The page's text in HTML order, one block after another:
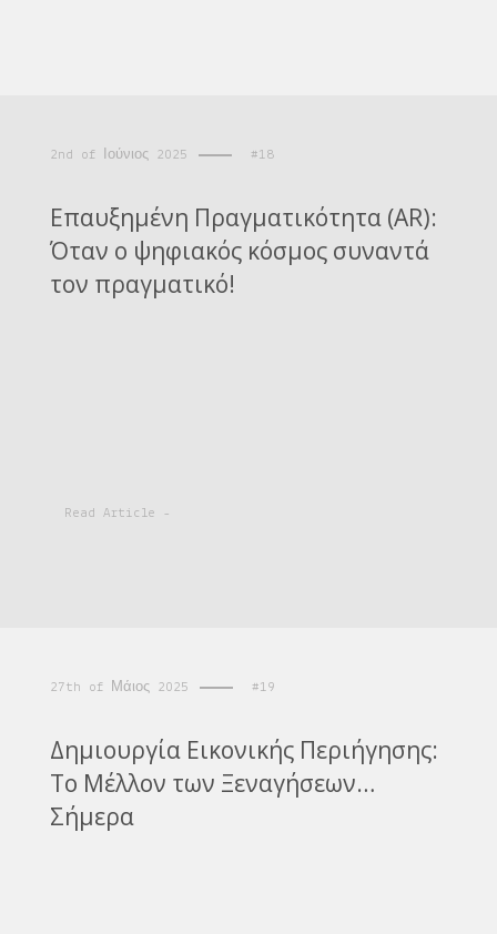
2nd of Ιούνιος 2025 #18
Επαυξημένη Πραγματικότητα (AR):
Όταν ο ψηφιακός κόσμος συναντά
τον πραγματικό!
Read Article -
27th of Μάιος 2025 #19
Δημιουργία Εικονικής Περιήγησης:
Το Μέλλον των Ξεναγήσεων…
Σήμερα